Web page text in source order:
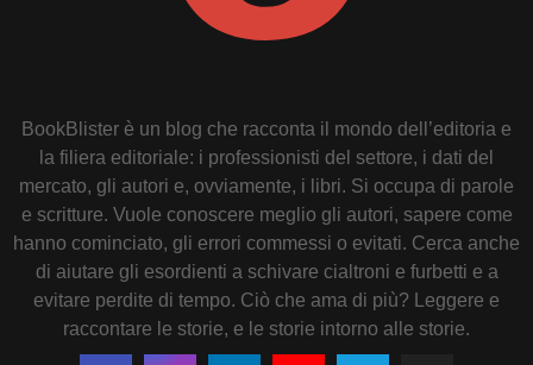
BookBlister è un blog che racconta il mondo dell’editoria e
la filiera editoriale: i professionisti del settore, i dati del
mercato, gli autori e, ovviamente, i libri. Si occupa di parole
e scritture. Vuole conoscere meglio gli autori, sapere come
hanno cominciato, gli errori commessi o evitati. Cerca anche
di aiutare gli esordienti a schivare cialtroni e furbetti e a
evitare perdite di tempo. Ciò che ama di più? Leggere e
raccontare le storie, e le storie intorno alle storie.